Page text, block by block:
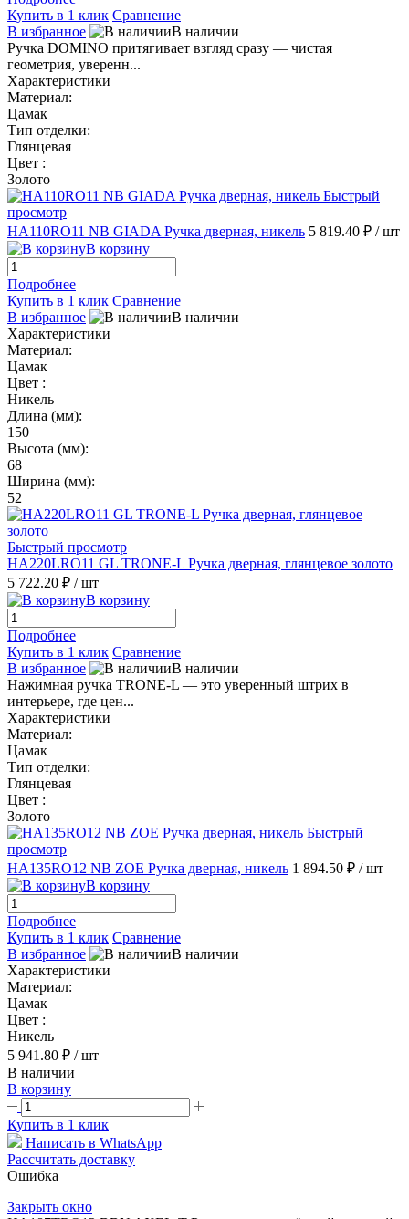
Купить в 1 клик Сравнение
В избранное
В наличии
Ручка DOMINO притягивает взгляд сразу — чистая
геометрия, уверенн...
Характеристики
Материал:
Цамак
Тип отделки:
Глянцевая
Цвет :
Золото
Быстрый
просмотр
HA110RO11 NB GIADA Ручка дверная, никель 5 819.40 ₽ / шт
В корзину
Подробнее
Купить в 1 клик Сравнение
В избранное
В наличии
Характеристики
Материал:
Цамак
Цвет :
Никель
Длина (мм):
150
Высота (мм):
68
Ширина (мм):
52
Быстрый просмотр
HA220LRO11 GL TRONE-L Ручка дверная, глянцевое золото
5 722.20 ₽ / шт
В корзину
Подробнее
Купить в 1 клик Сравнение
В избранное
В наличии
Нажимная ручка TRONE-L — это уверенный штрих в
интерьере, где цен...
Характеристики
Материал:
Цамак
Тип отделки:
Глянцевая
Цвет :
Золото
Быстрый
просмотр
HA135RO12 NB ZOE Ручка дверная, никель 1 894.50 ₽ / шт
В корзину
Подробнее
Купить в 1 клик Сравнение
В избранное
В наличии
Характеристики
Материал:
Цамак
Цвет :
Никель
5 941.80 ₽ / шт
В наличии
В корзину
Купить в 1 клик
Написать в WhatsApp
Рассчитать доставку
Ошибка
Закрыть окно